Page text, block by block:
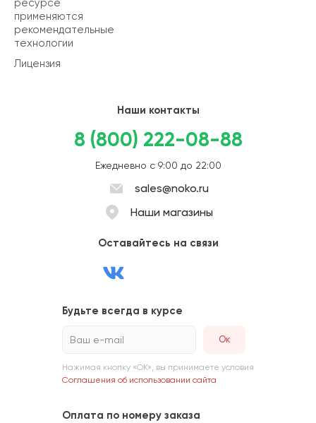
ресурсе
применяются
рекомендательные
технологии
Лицензия
Наши контакты
8 (800) 222-08-88
Ежедневно с 9:00 до 22:00
sales@noko.ru
Наши магазины
Оставайтесь на связи
Будьте всегда в курсе
Ваш e-mail
Нажимая кнопку «ОК», вы принимаете условия
Соглашения об использовании сайта
Оплата по номеру заказа